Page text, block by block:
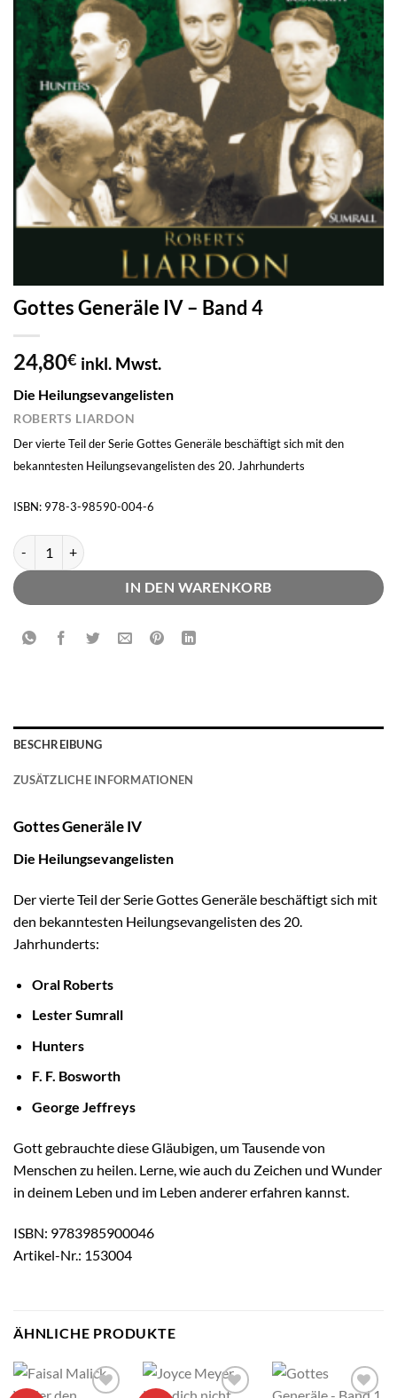
Gottes Generäle IV – Band 4
24,80€ inkl. Mwst.
Die Heilungsevangelisten
ROBERTS LIARDON
Der vierte Teil der Serie Gottes Generäle beschäftigt sich mit den
bekanntesten Heilungsevangelisten des 20. Jahrhunderts
ISBN: 978-3-98590-004-6
Gottes Generäle IV - Band 4 Menge
IN DEN WARENKORB
BESCHREIBUNG
ZUSÄTZLICHE INFORMATIONEN
Gottes Generäle IV
Die Heilungsevangelisten
Der vierte Teil der Serie Gottes Generäle beschäftigt sich mit
den bekanntesten Heilungsevangelisten des 20.
Jahrhunderts:
Oral Roberts
Lester Sumrall
Hunters
F. F. Bosworth
George Jeffreys
Gott gebrauchte diese Gläubigen, um Tausende von
Menschen zu heilen. Lerne, wie auch du Zeichen und Wunder
in deinem Leben und im Leben anderer erfahren kannst.
ISBN: 9783985900046
Artikel-Nr.: 153004
ÄHNLICHE PRODUKTE